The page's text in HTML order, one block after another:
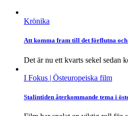
Krönika
Att komma fram till det förflutna
Det är nu ett kvarts sekel sedan
I Fokus | Östeuropeiska film
Stalintiden återkommande tema i